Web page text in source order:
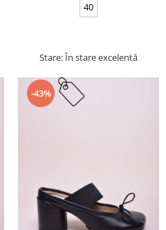
40
Stare: În stare excelentă
-43%